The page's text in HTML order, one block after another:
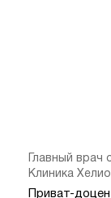
Главный врач
Клиника
Приват-